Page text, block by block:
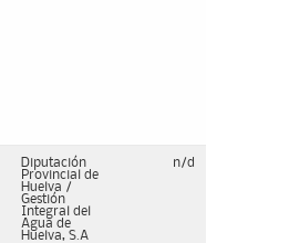
Diputación
Provincial de
Huelva /
Gestión
Integral del
Agua de
Huelva, S.A
n/d